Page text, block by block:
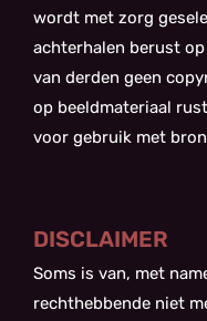
wordt met zorg
achterhalen berust
van derden geen
op beeldmateriaal
voor gebruik met
DISCLAIMER
Soms is van, met
rechthebbende niet